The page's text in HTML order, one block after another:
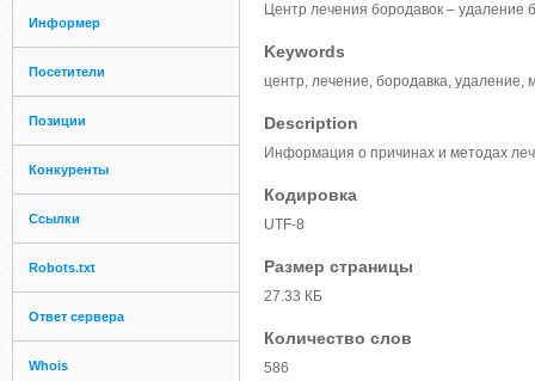
Информер
Посетители
Позиции
Конкуренты
Ссылки
Robots.txt
Ответ сервера
Whois
Центр лечения бородавок – удаление
Keywords
центр, лечение, бородавка, удаление,
Description
Информация о причинах и методах
Кодировка
UTF-8
Размер страницы
27.33 КБ
Количество слов
586